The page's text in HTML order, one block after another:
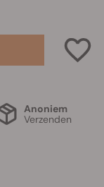
Anoniem
Verzenden